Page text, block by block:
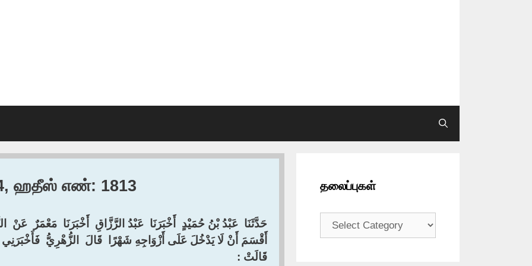
ஹதீஸ் எண்: 1813
حَدَّثَنَا ‏ ‏عَبْدُ بْنُ حُمَيْدٍ ‏ ‏أَخْبَرَنَا ‏ ‏عَبْدُ الرَّزَّاقِ ‏ ‏أَخْبَرَنَا ‏ ‏مَعْمَرٌ ‏ ‏عَنْ
‏أَقْسَمَ أَنْ لَا يَدْخُلَ عَلَى أَزْوَاجِهِ شَهْرًا ‏ ‏قَالَ ‏ ‏الزُّهْرِيُّ
‏قَالَتْ :‏
தலைப்புகள்
தலைப்புகள்